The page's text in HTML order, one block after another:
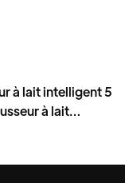
à lait intelligent 5
à lait